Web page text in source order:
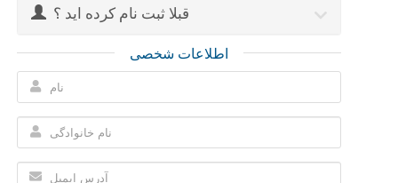
قبلا ثبت نام کرده اید ؟
اطلاعات شخصی